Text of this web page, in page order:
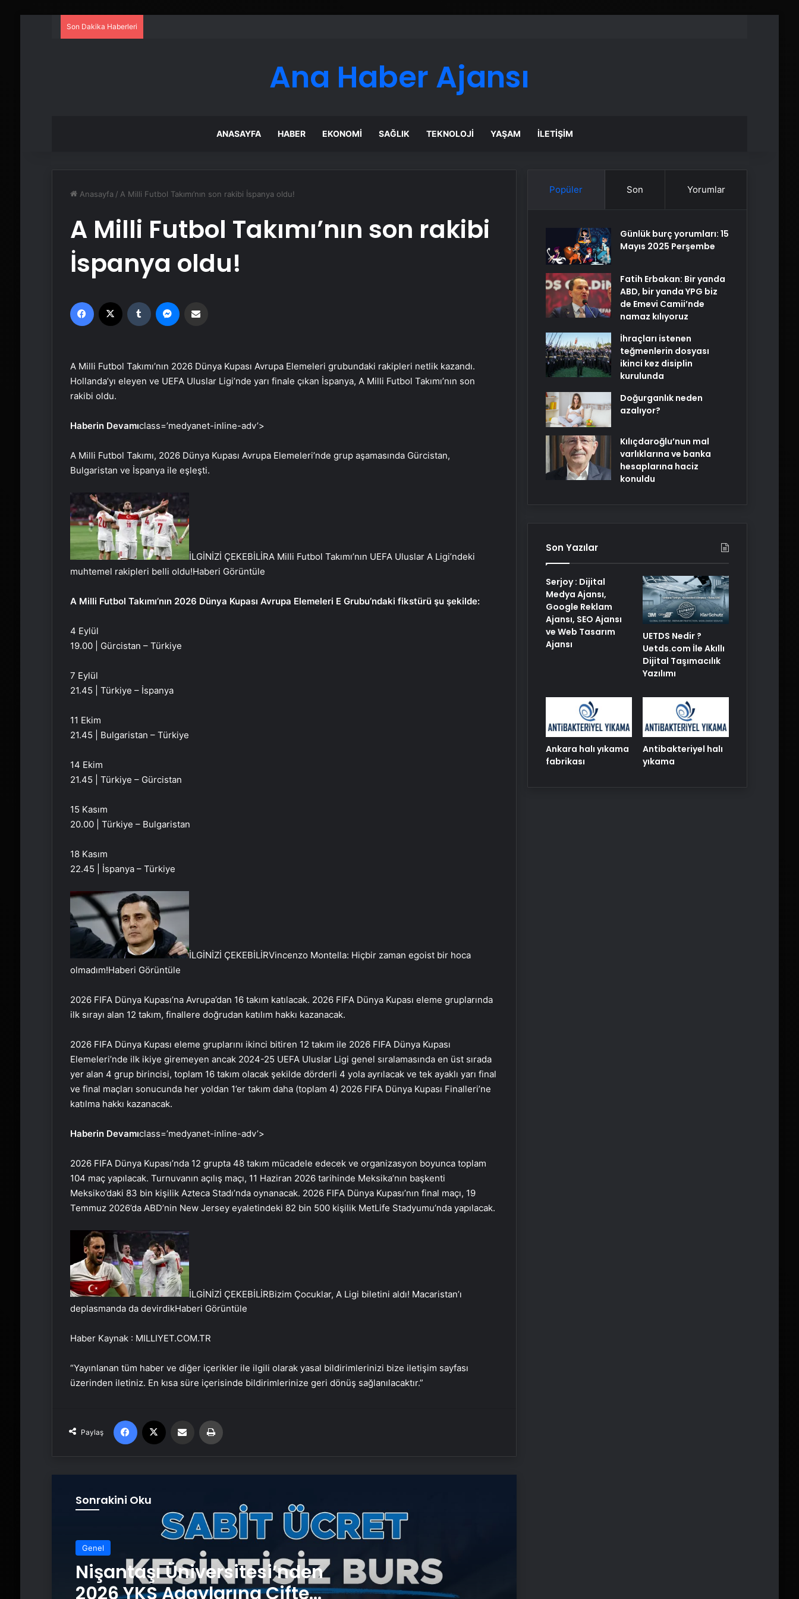
Son Dakika Haberleri
Ana Haber Ajansı
ANASAYFA HABER EKONOMI SAĞLIK TEKNOLOJI YAŞAM İLETIŞIM
Anasayfa / A Milli Futbol Takımı’nın son rakibi İspanya oldu!
A Milli Futbol Takımı’nın son rakibi
İspanya oldu!
Facebook Tumblr
A Milli Futbol Takımı’nın 2026 Dünya Kupası Avrupa Elemeleri grubundaki rakipleri netlik kazandı.
Hollanda’yı eleyen ve UEFA Uluslar Ligi’nde yarı finale çıkan İspanya, A Milli Futbol Takımı’nın son
rakibi oldu.
Haberin Devamıclass=’medyanet-inline-adv’>
A Milli Futbol Takımı, 2026 Dünya Kupası Avrupa Elemeleri’nde grup aşamasında Gürcistan,
Bulgaristan ve İspanya ile eşleşti.
İLGİNİZİ ÇEKEBİLİRA Milli Futbol Takımı’nın UEFA Uluslar A Ligi’ndeki
muhtemel rakipleri belli oldu!Haberi Görüntüle
A Milli Futbol Takımı’nın 2026 Dünya Kupası Avrupa Elemeleri E Grubu’ndaki fikstürü şu şekilde:
4 Eylül
19.00 | Gürcistan – Türkiye
7 Eylül
21.45 | Türkiye – İspanya
11 Ekim
21.45 | Bulgaristan – Türkiye
14 Ekim
21.45 | Türkiye – Gürcistan
15 Kasım
20.00 | Türkiye – Bulgaristan
18 Kasım
22.45 | İspanya – Türkiye
İLGİNİZİ ÇEKEBİLİRVincenzo Montella: Hiçbir zaman egoist bir hoca
olmadım!Haberi Görüntüle
2026 FIFA Dünya Kupası’na Avrupa’dan 16 takım katılacak. 2026 FIFA Dünya Kupası eleme gruplarında
ilk sırayı alan 12 takım, finallere doğrudan katılım hakkı kazanacak.
2026 FIFA Dünya Kupası eleme gruplarını ikinci bitiren 12 takım ile 2026 FIFA Dünya Kupası
Elemeleri’nde ilk ikiye giremeyen ancak 2024-25 UEFA Uluslar Ligi genel sıralamasında en üst sırada
yer alan 4 grup birincisi, toplam 16 takım olacak şekilde dörderli 4 yola ayrılacak ve tek ayaklı yarı final
ve final maçları sonucunda her yoldan 1’er takım daha (toplam 4) 2026 FIFA Dünya Kupası Finalleri’ne
katılma hakkı kazanacak.
Haberin Devamıclass=’medyanet-inline-adv’>
2026 FIFA Dünya Kupası’nda 12 grupta 48 takım mücadele edecek ve organizasyon boyunca toplam
104 maç yapılacak. Turnuvanın açılış maçı, 11 Haziran 2026 tarihinde Meksika’nın başkenti
Meksiko’daki 83 bin kişilik Azteca Stadı’nda oynanacak. 2026 FIFA Dünya Kupası’nın final maçı, 19
Temmuz 2026’da ABD’nin New Jersey eyaletindeki 82 bin 500 kişilik MetLife Stadyumu’nda yapılacak.
İLGİNİZİ ÇEKEBİLİRBizim Çocuklar, A Ligi biletini aldı! Macaristan’ı
deplasmanda da devirdikHaberi Görüntüle
Haber Kaynak : MILLIYET.COM.TR
“Yayınlanan tüm haber ve diğer içerikler ile ilgili olarak yasal bildirimlerinizi bize iletişim sayfası
üzerinden iletiniz. En kısa süre içerisinde bildirimlerinize geri dönüş sağlanılacaktır.”
Paylaş
Facebook Email'den paylaş
Sonrakini Oku
Genel
Nişantaşı Üniversitesi’nden
2026 YKS Adaylarına Çifte
Nişantaşı Üniversitesi’nden 2026 YKS
Adaylarına Çifte Güvence: Sabit
Ücret ve Kesintisiz Burs
Ankara halı yıkama fabrikası
Antibakteriyel halı yıkama
Popüler Son Yorumlar
Günlük burç yorumları: 15
Mayıs 2025 Perşembe
Fatih Erbakan: Bir yanda
ABD, bir yanda YPG biz
de Emevi Camii’nde
namaz kılıyoruz
İhraçları istenen
teğmenlerin dosyası
ikinci kez disiplin
kurulunda
Doğurganlık neden
azalıyor?
Kılıçdaroğlu’nun mal
varlıklarına ve banka
hesaplarına haciz
konuldu
Son Yazılar
Serjoy : Dijital
Medya Ajansı,
Google Reklam
Ajansı, SEO Ajansı
ve Web Tasarım
Ajansı
UETDS Nedir ?
Uetds.com İle Akıllı
Dijital Taşımacılık
Yazılımı
Ankara halı yıkama
fabrikası
Antibakteriyel halı
yıkama